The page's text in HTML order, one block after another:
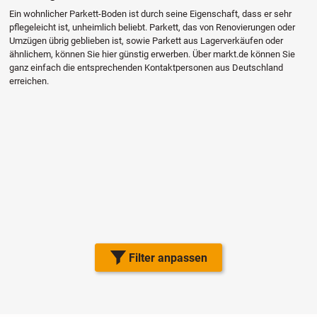
Filter anpassen
Ein wohnlicher Parkett-Boden ist durch seine Eigenschaft, dass er sehr
pflegeleicht ist, unheimlich beliebt. Parkett, das von Renovierungen oder
Umzügen übrig geblieben ist, sowie Parkett aus Lagerverkäufen oder
ähnlichem, können Sie hier günstig erwerben. Über markt.de können Sie
ganz einfach die entsprechenden Kontaktpersonen aus Deutschland
erreichen.